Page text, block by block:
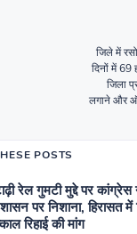
जिले में
दिनों में 69
जिला
लगाने और
POSTS
रेल गुमटी मुद्दे पर कांग्रेस
पर निशाना, हिरासत
रिहाई की मांग